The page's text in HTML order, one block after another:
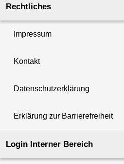
Rechtliches
Impressum
Kontakt
Datenschutzerklärung
Erklärung zur Barrierefreiheit
Login Interner Bereich